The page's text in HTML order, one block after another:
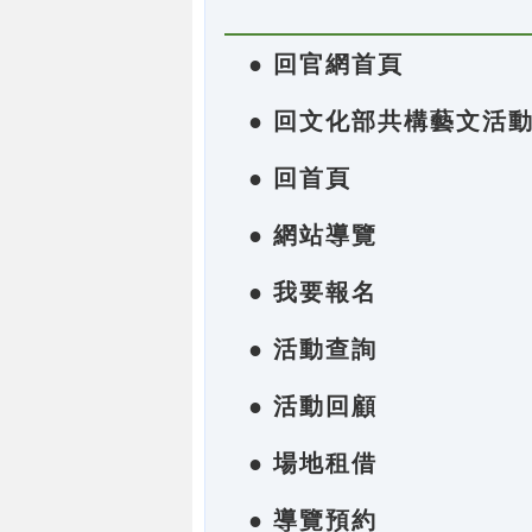
● 回官網首頁
● 回文化部共構藝文活
● 回首頁
● 網站導覽
● 我要報名
● 活動查詢
● 活動回顧
● 場地租借
● 導覽預約